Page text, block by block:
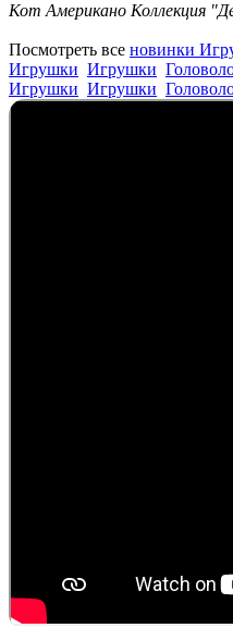
Кот Американо Коллекция
Посмотреть все новинки
Игрушки Игрушки
Игрушки Игрушки